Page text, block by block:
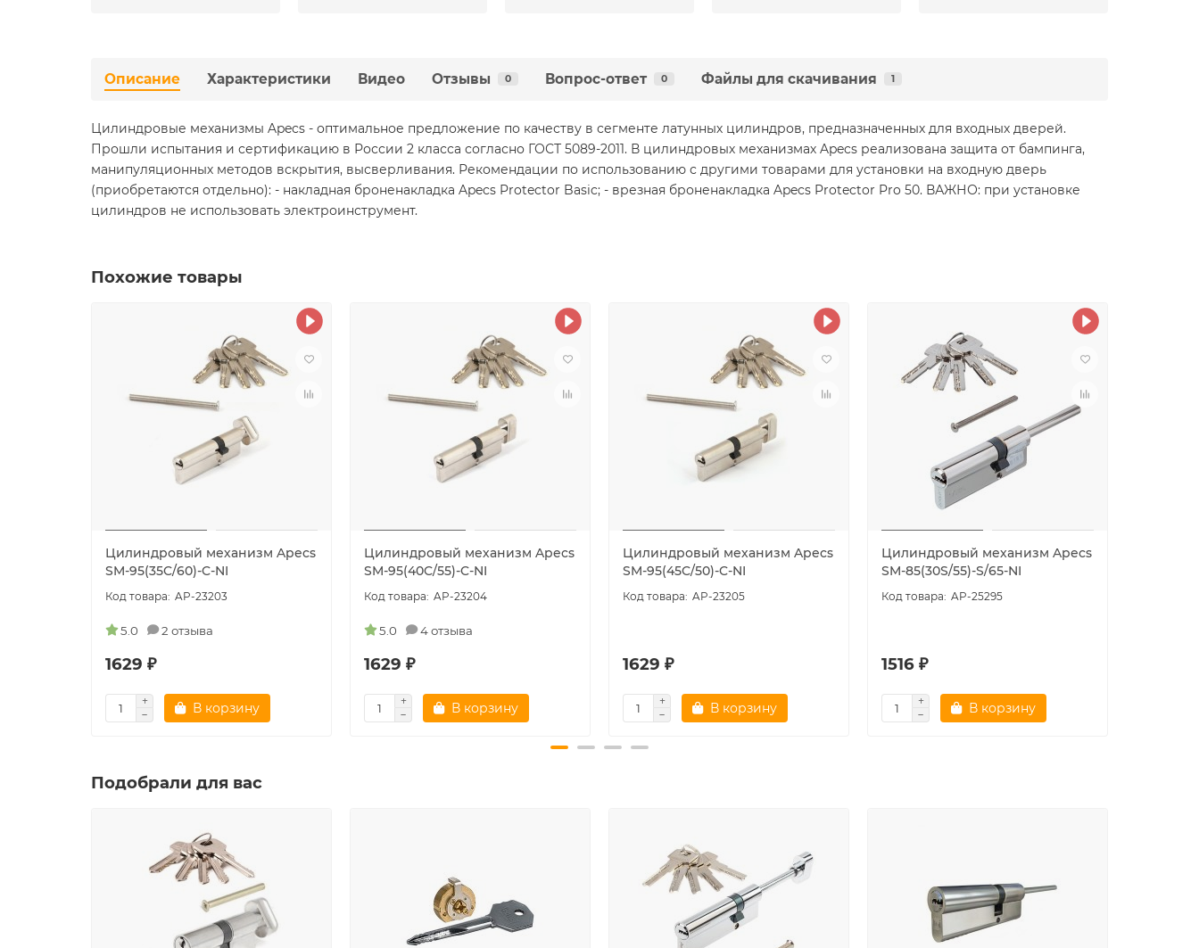
Описание Характеристики Видео Отзывы 0 Вопрос-ответ 0 Файлы для скачивания 1
Цилиндровые механизмы Apecs - оптимальное предложение по качеству в сегменте латунных цилиндров, предназначенных для входных дверей.
Прошли испытания и сертификацию в России 2 класса согласно ГОСТ 5089-2011. В цилиндровых механизмах Apecs реализована защита от бампинга,
манипуляционных методов вскрытия, высверливания. Рекомендации по использованию с другими товарами для установки на входную дверь
(приобретаются отдельно): - накладная броненакладка Apecs Protector Basic; - врезная броненакладка Apecs Protector Pro 50. ВАЖНО: при установке
цилиндров не использовать электроинструмент.
Похожие товары
Цилиндровый механизм Apecs
SM-95(35C/60)-C-NI
AP-23203
5.0 2 отзыва
1629 ₽
В корзину
Цилиндровый механизм Apecs
SM-95(40C/55)-C-NI
AP-23204
5.0 4 отзыва
1629 ₽
В корзину
Цилиндровый механизм Apecs
SM-95(45C/50)-C-NI
AP-23205
1629 ₽
В корзину
Цилиндровый механизм Apecs
SM-85(30S/55)-S/65-NI
AP-25295
1516 ₽
В корзину
Подобрали для вас